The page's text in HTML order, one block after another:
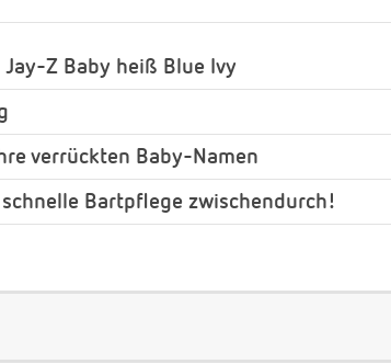
Z Baby heiß Blue Ivy
verrückten Baby-Namen
Bartpflege zwischendurch!